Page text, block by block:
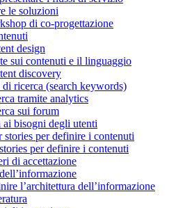
le soluzioni
di co-progettazione
design
sui contenuti e il linguaggio
discovery
ricerca (search keywords)
tramite analytics
sui forum
bisogni degli utenti
stories per definire i contenuti
per definire i contenuti
di accettazione
l’architettura dell’informazione